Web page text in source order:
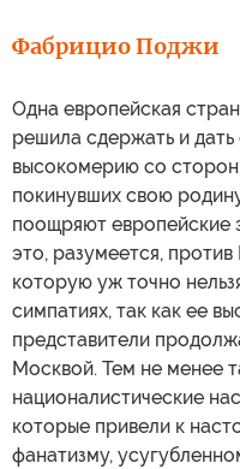
Фабрицио Поджи
Одна европейская
решила сдержать и
высокомерию со
покинувших свою
поощряют европейские
это, разумеется,
которую уж точно
симпатиях, так как ее
представители
Москвой. Тем не менее
националистические
которые привели к
фанатизму,